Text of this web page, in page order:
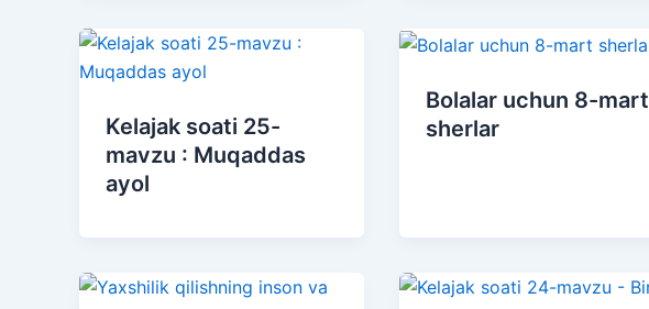
Kelajak soati 25-
mavzu : Muqaddas
ayol
Bolalar uchun 8-mart
sherlar